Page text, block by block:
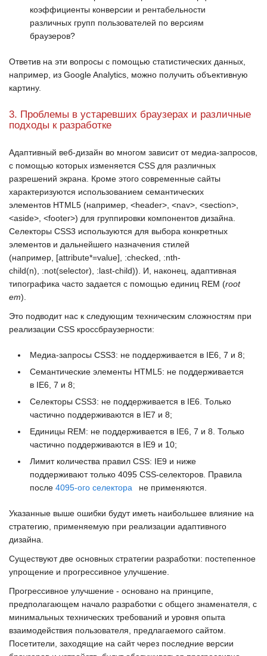
коэффициенты конверсии и рентабельности
различных групп пользователей по версиям
браузеров?
Ответив на эти вопросы с помощью статистических данных,
например, из Google Analytics , можно получить объективную
картину.
3. Проблемы в устаревших браузерах и различные
подходы к разработке
Адаптивный веб-дизайн во многом зависит от медиа-запросов,
с помощью которых изменяется CSS для различных
разрешений экрана. Кроме этого современные сайты
характеризуются использованием семантических
элементов HTML5 (например, <header>, <nav>, <section>,
<aside>, <footer>) для группировки компонентов дизайна.
Селекторы CSS3 используются для выбора конкретных
элементов и дальнейшего назначения стилей
(например, [attribute*=value] :checked
:nth-
child(n)
:not(selector) :last-child)) . И, наконец, адаптивная
типографика часто задается с помощью единиц REM (root
em).
Это подводит нас к следующим техническим сложностям при
реализации CSS кроссбраузерности:
Медиа-запросы CSS3: не поддерживается в IE6 7 и 8;
Семантические элементы HTML5: не поддерживается
в IE6 7 и 8;
Селекторы CSS3: не поддерживается в IE6 . Только
частично поддерживаются в IE7 и 8;
Единицы REM: не поддерживается в IE6 7 и 8 . Только
частично поддерживаются в IE9 и 10;
Лимит количества правил CSS: IE9 и ниже
поддерживают только 4095 CSS-селекторов . Правила
после 4095-ого селектора не применяются.
Указанные выше ошибки будут иметь наибольшее влияние на
стратегию, применяемую при реализации адаптивного
дизайна.
Существуют две основных стратегии разработки: постепенное
упрощение и прогрессивное улучшение
Прогрессивное улучшение - основано на принципе,
предполагающем начало разработки с общего знаменателя, с
минимальных технических требований и уровня опыта
взаимодействия пользователя, предлагаемого сайтом.
Посетители, заходящие на сайт через последние версии